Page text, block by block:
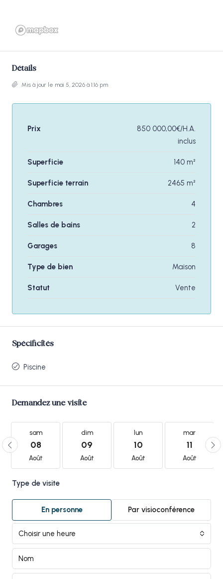
Détails
Mis à jour le mai 5, 2026 à 1:16 pm
Prix
850 000,00€/H.A.
inclus
Superficie 140 m²
Superficie terrain 2465 m²
Chambres 4
Salles de bains 2
Garages 8
Type de bien Maison
Statut Vente
Spécificités
Piscine
Demandez une visite
sam
08
Août
dim
09
Août
lun
10
Août
mar
11
Août
Type de visite
En personne Par visioconférence
Choisir une heure